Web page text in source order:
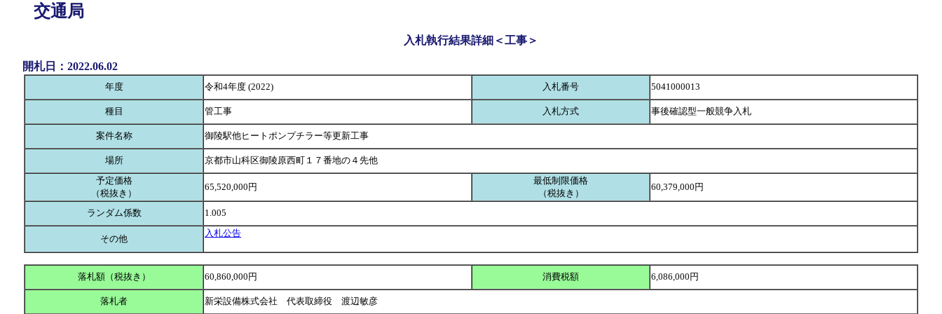
交通局
入札執行結果詳細＜工事＞
開札日：2022.06.02
年度 令和4年度 (2022) 入札番号 5041000013
種目 管工事 入札方式 事後確認型一般競争入札
案件名称 御陵駅他ヒートポンプチラー等更新工事
場所
京都市山科区御陵原西町１７番地の４先他
予定価格
（税抜き）
65,520,000円
最低制限価格
（税抜き）
60,379,000円
ランダム係数 1.005
その他
入札公告
落札額（税抜き） 60,860,000円 消費税額 6,086,000円
落札者 新栄設備株式会社 代表取締役 渡辺敏彦